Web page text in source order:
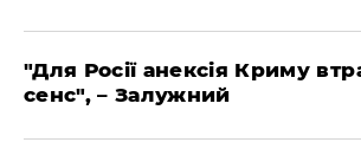
"Для Росії анексія Криму
сенс", – Залужний